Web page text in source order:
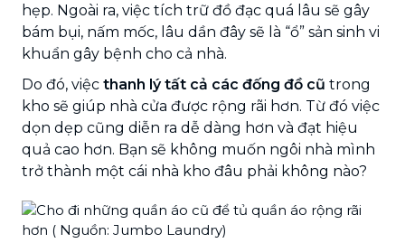
hẹp. Ngoài ra, việc tích trữ đồ đạc quá lâu sẽ gây
bám bụi, nấm mốc, lâu dần đây sẽ là “ổ” sản sinh vi
khuẩn gây bệnh cho cả nhà.
Do đó, việc thanh lý tất cả các đống đồ cũ trong
kho sẽ giúp nhà cửa được rộng rãi hơn. Từ đó việc
dọn dẹp cũng diễn ra dễ dàng hơn và đạt hiệu
quả cao hơn. Bạn sẽ không muốn ngôi nhà mình
trở thành một cái nhà kho đâu phải không nào?